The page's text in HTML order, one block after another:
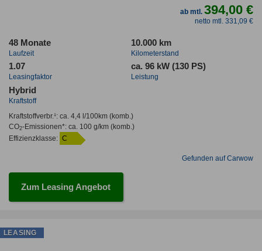
ab mtl.394,00 €
netto mtl. 331,09 €
48 Monate
Laufzeit
10.000 km
Kilometerstand
1.07
Leasingfaktor
ca. 96 kW (130 PS)
Leistung
Hybrid
Kraftstoff
Kraftstoffverbr.¹: ca. 4,4 l/100km(komb.)
CO2-Emissionen*: ca. 100 g/km(komb.)
Effizienzklasse: C
Gefunden auf Carwow
Zum Leasing Angebot
LEASING